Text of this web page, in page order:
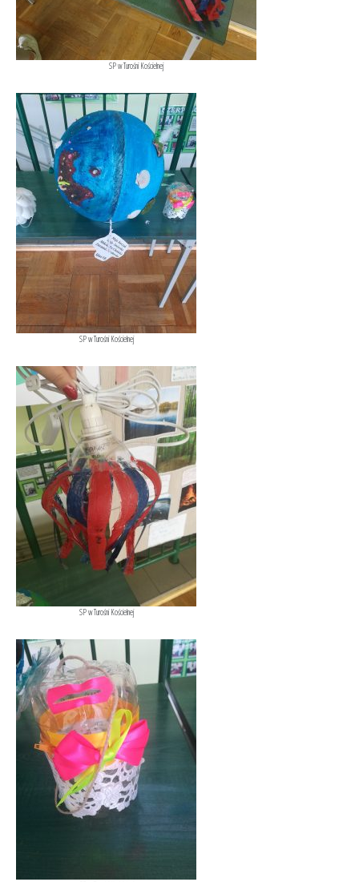
SP w Turośni Kościelnej
SP w Turośni Kościelnej
SP w Turośni Kościelnej